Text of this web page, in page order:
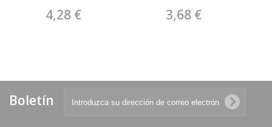
4,28 € 3,68 €
Boletín